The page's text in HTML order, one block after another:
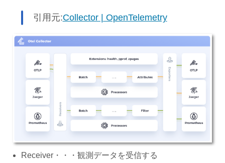
引用元:Collector | OpenTelemetry
Receiver・・・観測データを受信する